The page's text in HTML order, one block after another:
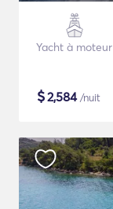
Yacht à moteur
$2,584/nuit